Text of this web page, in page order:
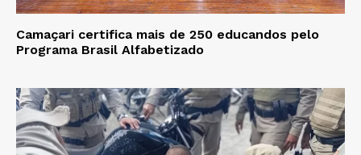
Camaçari certifica mais de 250 educandos pelo
Programa Brasil Alfabetizado